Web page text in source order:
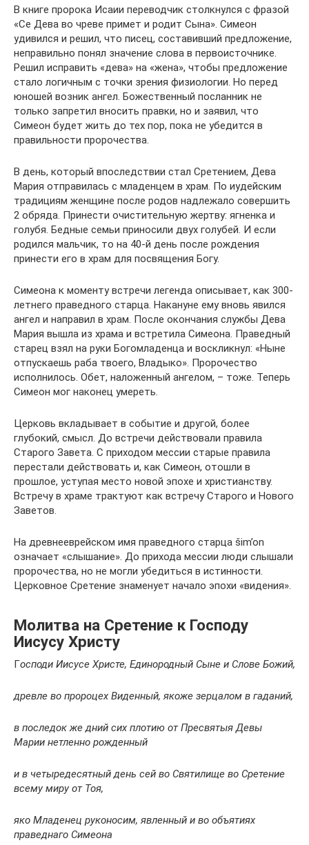
В книге пророка Исаии переводчик столкнулся с фразой
«Се Дева во чреве примет и родит Сына». Симеон
удивился и решил, что писец, составивший предложение,
неправильно понял значение слова в первоисточнике.
Решил исправить «дева» на «жена», чтобы предложение
стало логичным с точки зрения физиологии. Но перед
юношей возник ангел. Божественный посланник не
только запретил вносить правки, но и заявил, что
Симеон будет жить до тех пор, пока не убедится в
правильности пророчества.
В день, который впоследствии стал Сретением, Дева
Мария отправилась с младенцем в храм. По иудейским
традициям женщине после родов надлежало совершить
2 обряда. Принести очистительную жертву: ягненка и
голубя. Бедные семьи приносили двух голубей. И если
родился мальчик, то на 40-й день после рождения
принести его в храм для посвящения Богу.
Симеона к моменту встречи легенда описывает, как 300-
летнего праведного старца. Накануне ему вновь явился
ангел и направил в храм. После окончания службы Дева
Мария вышла из храма и встретила Симеона. Праведный
старец взял на руки Богомладенца и воскликнул: «Ныне
отпускаешь раба твоего, Владыко». Пророчество
исполнилось. Обет, наложенный ангелом, – тоже. Теперь
Симеон мог наконец умереть.
Церковь вкладывает в событие и другой, более
глубокий, смысл. До встречи действовали правила
Старого Завета. С приходом мессии старые правила
перестали действовать и, как Симеон, отошли в
прошлое, уступая место новой эпохе и христианству.
Встречу в храме трактуют как встречу Старого и Нового
Заветов.
На древнееврейском имя праведного старца šim’on
означает «слышание». До прихода мессии люди слышали
пророчества, но не могли убедиться в истинности.
Церковное Сретение знаменует начало эпохи «видения».
Молитва на Сретение к Господу
Иисусу Христу
Господи Иисусе Христе, Единородный Сыне и Слове Божий,
древле во пророцех Виденный, якоже зерцалом в гаданий,
в последок же дний сих плотию от Пресвятыя Девы
Марии нетленно рожденный
и в четыредесятный день сей во Святилище во Сретение
всему миру от Тоя,
яко Младенец руконосим, явленный и во объятиях
праведнаго Симеона